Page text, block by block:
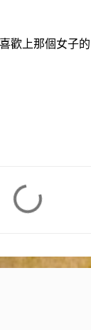
歡上那個女子的